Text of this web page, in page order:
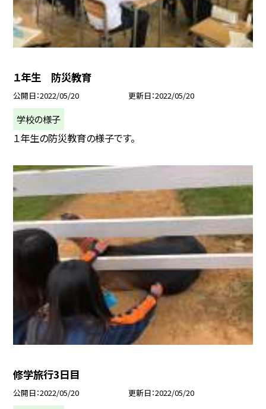
１年生 防災教育
公開日 2022/05/20 更新日 2022/05/20
学校の様子
１年生の防災教育の様子です。
修学旅行3日目
公開日 2022/05/20 更新日 2022/05/20